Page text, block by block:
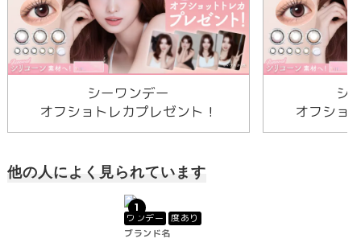
シーワンデー
オフショトレカプレゼント！
シ
オフショ
他の人によく見られています
1
ワンデー
度あり
ブランド名